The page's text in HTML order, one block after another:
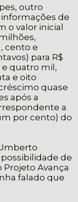
outro
de
o valor inicial
cento e
para R$
e quatro mil,
e oito
quase
após a
a
por cento) do
de
Avança
falado que